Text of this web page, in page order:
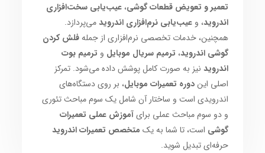
تعمیر و تعویض قطعات گوشی،عیب‌یابی سخت‌افزاری
اندروید، وعیب‌یابی نرم‌افزاری اندرویدمی‌پردازد.
همچنین، خدمات تخصصی نرم‌افزاری از جملهفلش کردن
گوشی اندروید، ترمیم سریال موبایل و ترمیم بوت
اندروید نیز به صورت کامل پوشش داده می‌شود. تمرکز
اصلی ایندوره تعمیرات موبایل، بر روی دستگاه‌های
اندرویدی است و ساختار آن شامل یک سوم مباحث تئوری
و دو سوم مباحث عملی برایآموزش عملی تعمیرات
گوشی است، تا شما به یک متخصص تعمیرات اندروید
حرفه‌ای تبدیل شوید.